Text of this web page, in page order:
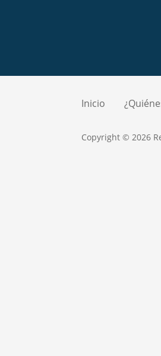
Inicio
Copyright © 2026